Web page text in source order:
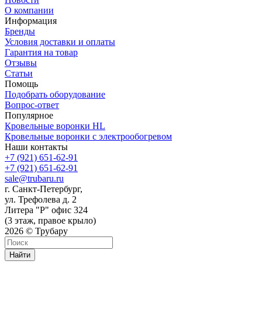
О компании
Информация
Бренды
Условия доставки и оплаты
Гарантия на товар
Отзывы
Статьи
Помощь
Подобрать оборудование
Вопрос-ответ
Популярное
Кровельные воронки HL
Кровельные воронки с электрообогревом
Наши контакты
+7 (921) 651-62-91
+7 (921) 651-62-91
sale@trubaru.ru
г. Санкт-Петербург,
ул. Трефолева д. 2
Литера "Р" офис 324
(3 этаж, правое крыло)
2026 © Трубару
Найти